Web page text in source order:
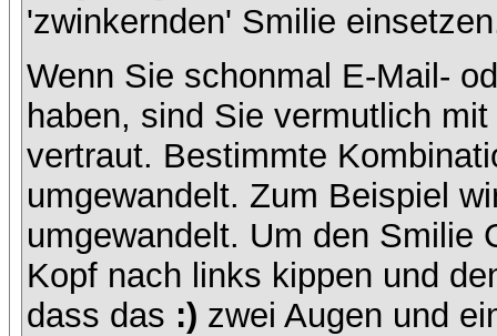
'zwinkernden' Smilie
Wenn Sie schonmal E-Mail-
haben, sind Sie vermutlich
vertraut. Bestimmte
umgewandelt. Zum Beispiel
umgewandelt. Um den Smilie
Kopf nach links kippen und
dass das :) zwei Augen und